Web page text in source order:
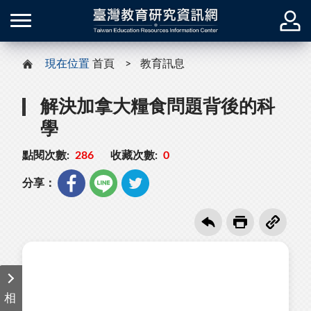
現在位置 首頁 教育訊息
解決加拿大糧食問題背後的科
學
點閱次數: 286 收藏次數: 0
分享：
相